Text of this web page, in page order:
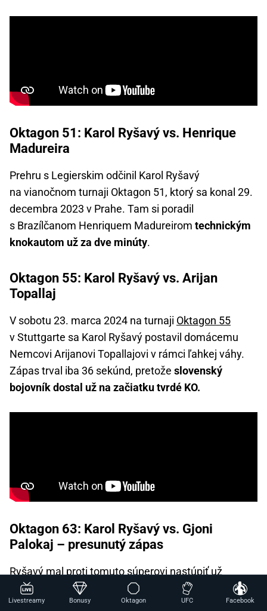
Oktagon 51: Karol Ryšavý vs. Henrique
Madureira
Prehru s Legierskim odčinil Karol Ryšavý
na vianočnom turnaji Oktagon 51, ktorý sa konal 29.
decembra 2023 v Prahe. Tam si poradil
s Brazílčanom Henriquem Madureirom technickým
knokautom už za dve minúty.
Oktagon 55: Karol Ryšavý vs. Arijan
Topallaj
V sobotu 23. marca 2024 na turnaji Oktagon 55
v Stuttgarte sa Karol Ryšavý postavil domácemu
Nemcovi Arijanovi Topallajovi v rámci ľahkej váhy.
Zápas trval iba 36 sekúnd, pretože slovenský
bojovník dostal už na začiatku tvrdé KO.
Oktagon 63: Karol Ryšavý vs. Gjoni
Palokaj – presunutý zápas
Ryšavý mal proti tomuto súperovi nastúpiť už
na turnaji Oktagon 60 v Oberhausene 7. septembra
2024. Avšak pár dní pred podujatím
musel kvôli
Livestreamy Bonusy Oktagon UFC Facebook